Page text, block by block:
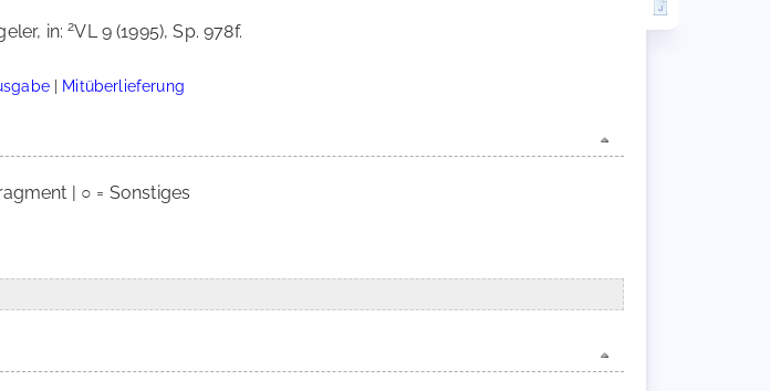
in:2VL 9 (1995), Sp. 978f.
| Mitüberlieferung
| ○ = Sonstiges